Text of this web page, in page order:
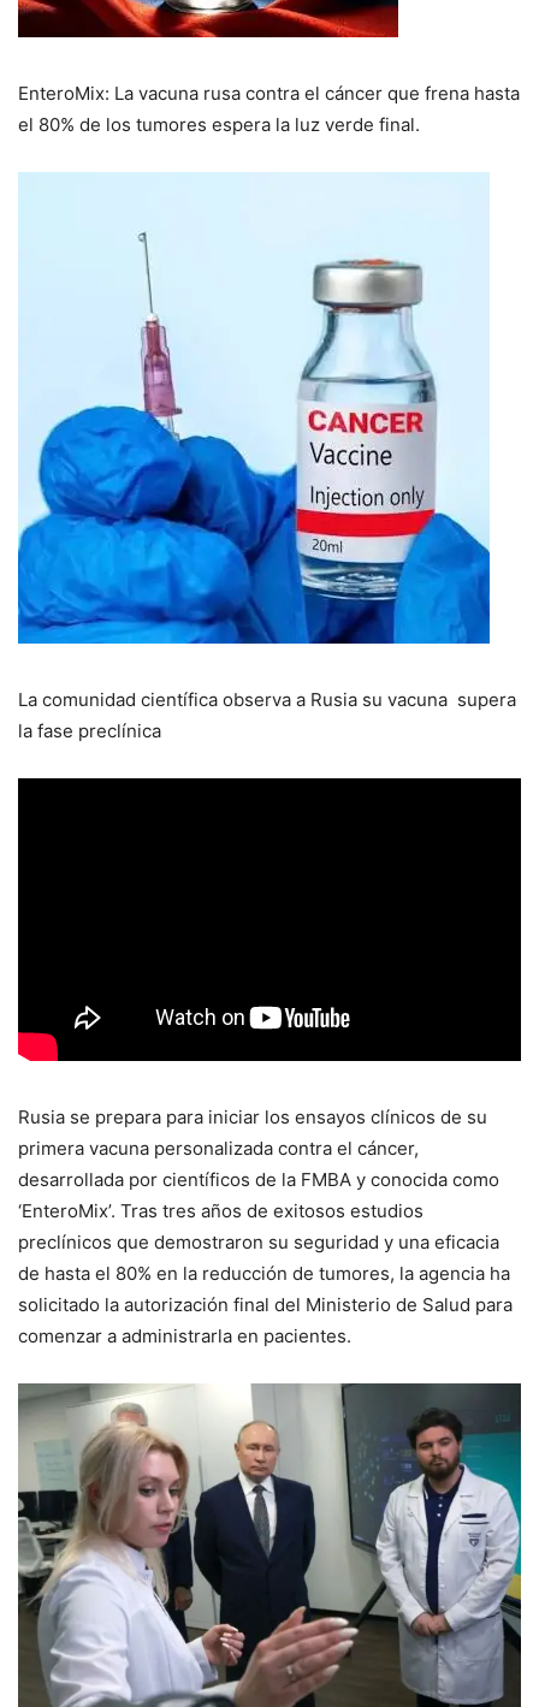
EnteroMix: La vacuna rusa contra el cáncer que frena hasta
el 80% de los tumores espera la luz verde final.
La comunidad científica observa a Rusia su vacuna supera
la fase preclínica
Rusia se prepara para iniciar los ensayos clínicos de su
primera vacuna personalizada contra el cáncer,
desarrollada por científicos de la FMBA y conocida como
‘EnteroMix’. Tras tres años de exitosos estudios
preclínicos que demostraron su seguridad y una eficacia
de hasta el 80% en la reducción de tumores, la agencia ha
solicitado la autorización final del Ministerio de Salud para
comenzar a administrarla en pacientes.